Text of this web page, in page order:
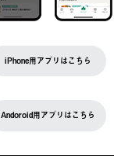
iPhone用アプリはこちら
Andoroid用アプリはこちら